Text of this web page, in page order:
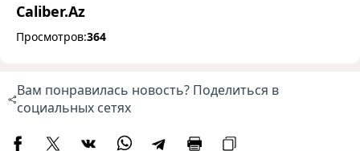
Caliber.Az
Просмотров:364
Вам понравилась новость? Поделиться в
социальных сетях